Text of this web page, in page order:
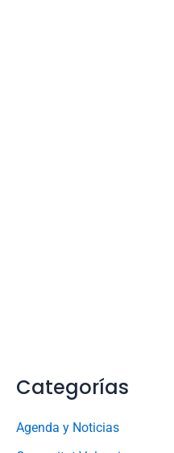
Categorías
Agenda y Noticias